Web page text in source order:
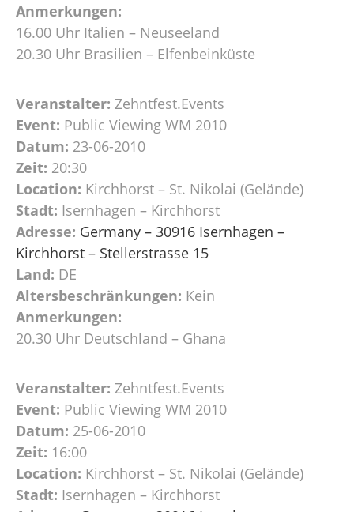
Anmerkungen:
16.00 Uhr Italien – Neuseeland
20.30 Uhr Brasilien – Elfenbeinküste
Veranstalter: Zehntfest.Events
Event: Public Viewing WM 2010
Datum: 23-06-2010
Zeit: 20:30
Location: Kirchhorst – St. Nikolai (Gelände)
Stadt: Isernhagen – Kirchhorst
Adresse: Germany – 30916 Isernhagen –
Kirchhorst – Stellerstrasse 15
Land: DE
Altersbeschränkungen: Kein
Anmerkungen:
20.30 Uhr Deutschland – Ghana
Veranstalter: Zehntfest.Events
Event: Public Viewing WM 2010
Datum: 25-06-2010
Zeit: 16:00
Location: Kirchhorst – St. Nikolai (Gelände)
Stadt: Isernhagen – Kirchhorst